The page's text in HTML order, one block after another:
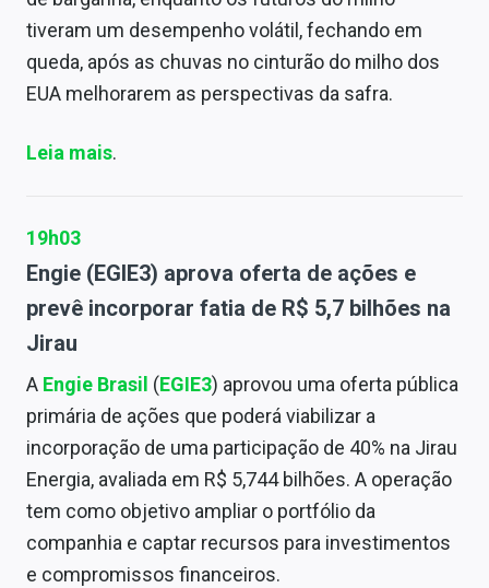
tiveram um desempenho volátil, fechando em
queda, após as chuvas no cinturão do milho dos
EUA melhorarem as perspectivas da safra.
Leia mais.
19h03
Engie (EGIE3) aprova oferta de ações e
prevê incorporar fatia de R$ 5,7 bilhões na
Jirau
A Engie Brasil (EGIE3) aprovou uma oferta pública
primária de ações que poderá viabilizar a
incorporação de uma participação de 40% na Jirau
Energia, avaliada em R$ 5,744 bilhões. A operação
tem como objetivo ampliar o portfólio da
companhia e captar recursos para investimentos
e compromissos financeiros.